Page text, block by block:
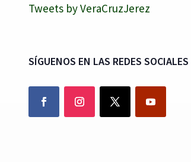
Tweets by VeraCruzJerez
SÍGUENOS EN LAS REDES SOCIALES